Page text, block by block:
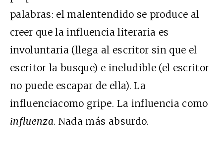
palabras: el malentendido se produce al
creer que la influencia literaria es
involuntaria (llega al escritor sin que el
escritor la busque) e ineludible (el escritor
no puede escapar de ella). La
influenciacomo gripe. La influencia como
influenza. Nada más absurdo.